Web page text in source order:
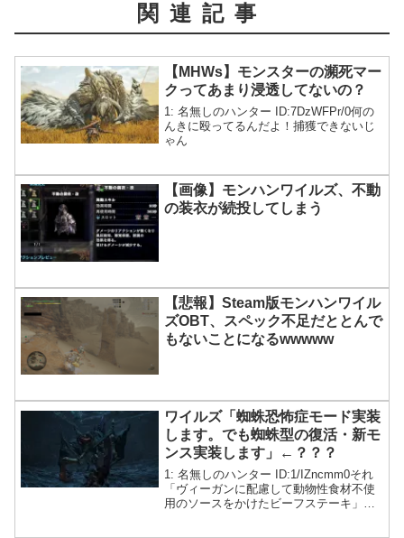
関連記事
【MHWs】モンスターの瀕死マー
クってあまり浸透してないの？
1: 名無しのハンター ID:7DzWFPr/0何の
んきに殴ってるんだよ！捕獲できないじ
ゃん
【画像】モンハンワイルズ、不動
の装衣が続投してしまう
【悲報】Steam版モンハンワイル
ズOBT、スペック不足だととんで
もないことになるwwwww
ワイルズ「蜘蛛恐怖症モード実装
します。でも蜘蛛型の復活・新モ
ンス実装します」←？？？
1: 名無しのハンター ID:1/IZncmm0それ
「ヴィーガンに配慮して動物性食材不使
用のソースをかけたビーフステーキ」み